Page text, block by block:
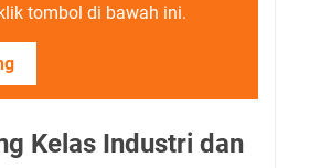
tombol di bawah ini.
Kelas Industri dan